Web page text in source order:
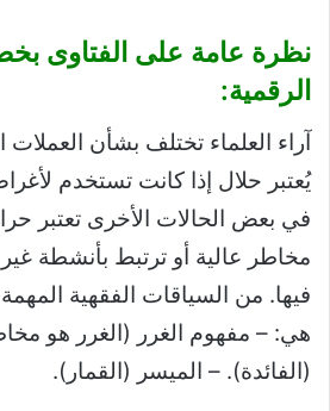
نظرة عامة على الفتاوى
الرقمية:
آراء العلماء تختلف بشأن العملات
يُعتبر حلال إذا كانت تستخدم
في بعض الحالات الأخرى تعتبر
مخاطر عالية أو ترتبط بأنشطة
فيها. من السياقات الفقهية المهمة
هي: – مفهوم الغرر (الغرر هو
(الفائدة). – الميسر (القمار).